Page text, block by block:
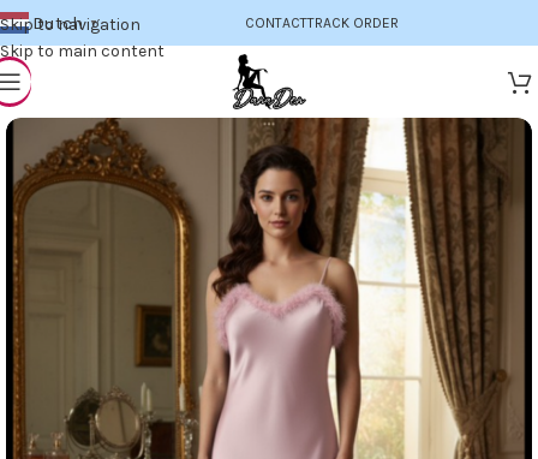
Skip to navigation
Skip to main content
Dutch ▼ CONTACTTRACK ORDER